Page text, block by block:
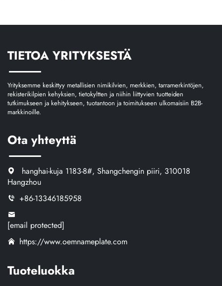
TIETOA YRITYKSESTÄ
Yrityksemme keskittyy metallisien nimikilvien, merkkien, tarramerkintöjen,
rekisterikilpien kehyksien, tietokyltten ja niihin liittyvien tuotteiden
tutkimukseen ja kehitykseen, tuotantoon ja toimitukseen ulkomaisiin B2B-
markkinoille.
Ota yhteyttä
hanghai-kuja 1183-8#, Shangchengin piiri, 310018
Hangzhou
+86-13346185958
[email protected]
https://www.oemnameplate.com
Tuoteluokka